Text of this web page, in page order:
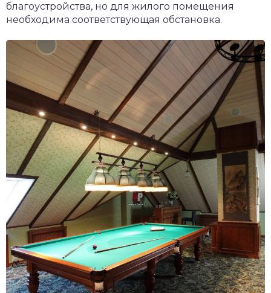
благоустройства, но для жилого помещения
необходима соответствующая обстановка.